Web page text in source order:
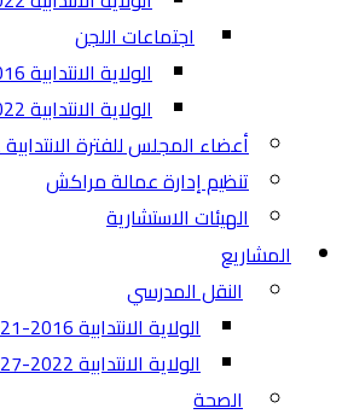
اجتماعات اللجن
الولاية الانتدابية 2016-2021
الولاية الانتدابية 2022-2027
أعضاء المجلس للفترة الانتدابية 2022-2027
تنظيم إدارة عمالة مراكش
الهيئات الاستشارية
المشاريع
النقل المدرسي
الولاية الانتدابية 2016-2021
الولاية الانتدابية 2022-2027
الصحة